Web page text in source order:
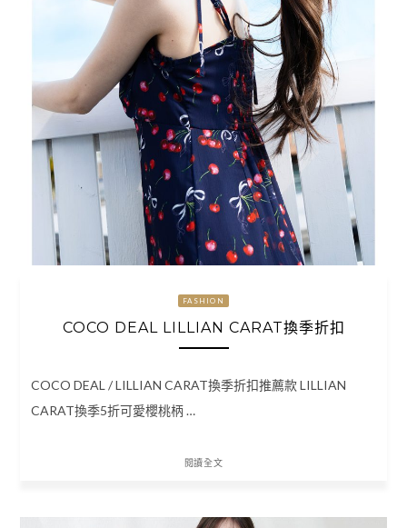
FASHION
COCO DEAL LILLIAN CARAT換季折扣
COCO DEAL / LILLIAN CARAT換季折扣推薦款 LILLIAN
CARAT換季5折可愛櫻桃柄 …
閱讀全文